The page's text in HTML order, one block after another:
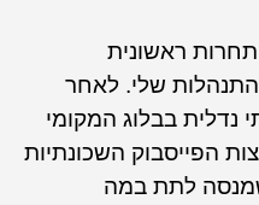
ראשונית
שלי. לאחר
בבלוג המקומי
השכונתיות
לתת במה